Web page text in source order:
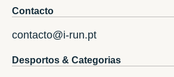
Contacto
contacto@i-run.pt
Desportos & Categorias